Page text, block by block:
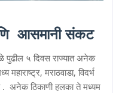
आसमानी संकट
पुढील ५ दिवस राज्यात अनेक
मराठवाडा, विदर्भ
. अनेक ठिकाणी हलका ते मध्यम